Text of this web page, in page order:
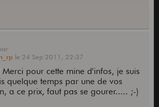
le 24 Sep 2011, 22:37
pour cette mine d'infos, je suis
quelque temps par une de vos
a ce prix, faut pas se gourer..... ;-)